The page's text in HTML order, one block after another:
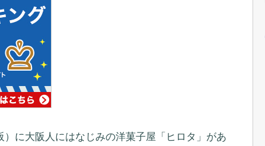
）に大阪人にはなじみの洋菓子屋「ヒロタ」があ